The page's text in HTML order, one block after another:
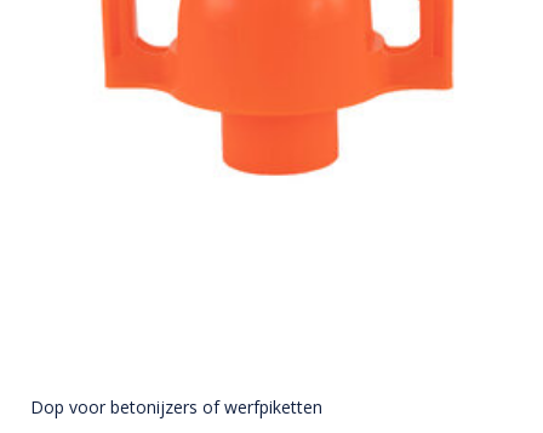
Dop voor betonijzers of werfpiketten